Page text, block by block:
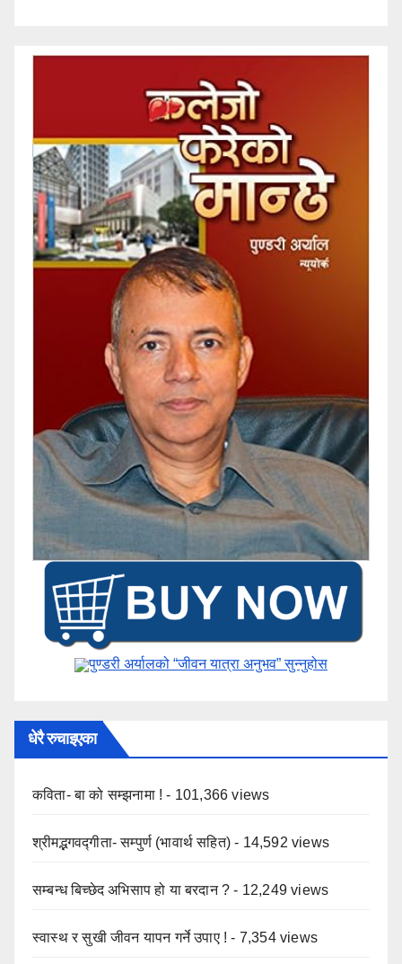
पुण्डरी अर्यालको “जीवन यात्रा अनुभव” ​सुन्नुहोस
धेरै रुचाइएका
कविता- बा को सम्झनामा ! - 101,366 views
श्रीमद्भगवद्गीता- सम्पुर्ण (भावार्थ सहित) - 14,592 views
सम्बन्ध बिच्छेद अभिसाप हो या बरदान ? - 12,249 views
स्वास्थ र सुखी जीवन यापन गर्ने उपाए ! - 7,354 views